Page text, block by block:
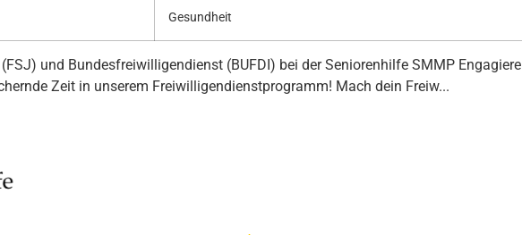
Gesundheit
und Bundesfreiwilligendienst (BUFDI) bei der Seniorenhilfe SMMP Engagiere
Zeit in unserem Freiwilligendienstprogramm! Mach dein Freiw...